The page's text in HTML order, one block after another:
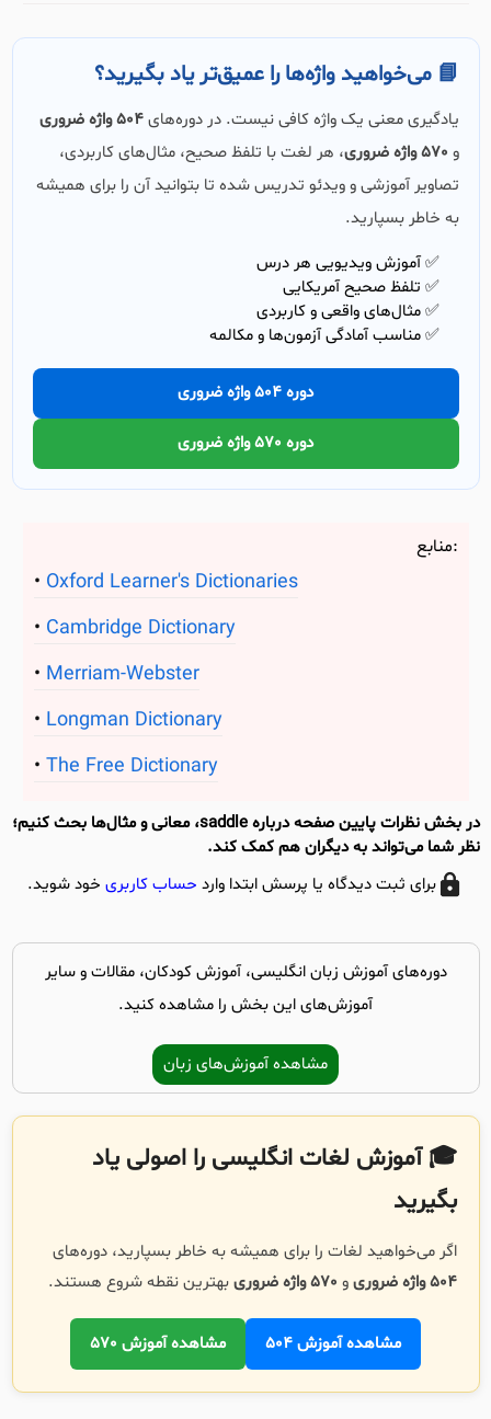
📘 می‌خواهید واژه‌ها را عمیق‌تر یاد بگیرید؟
یادگیری معنی یک واژه کافی نیست. در دوره‌های504 واژه ضروری
و 570 واژه ضروری
، هر لغت با تلفظ صحیح، مثال‌های کاربردی،
تصاویر آموزشی و ویدئو تدریس شده تا بتوانید آن را برای همیشه
به خاطر بسپارید.
✅ آموزش ویدیویی هر درس
✅ تلفظ صحیح آمریکایی
✅ مثال‌های واقعی و کاربردی
✅ مناسب آمادگی آزمون‌ها و مکالمه
دوره 504 واژه ضروری
دوره 570 واژه ضروری
منابع:
Oxford Learner's Dictionaries
Cambridge Dictionary
Merriam-Webster
Longman Dictionary
The Free Dictionary
در بخش نظرات پایین صفحه درباره saddle، معانی و مثال‌ها بحث کنیم؛
نظر شما می‌تواند به دیگران هم کمک کند.
برای ثبت دیدگاه یا پرسش ابتدا وارد حساب کاربری خود شوید.
دوره‌های آموزش زبان انگلیسی، آموزش کودکان، مقالات و سایر
آموزش‌های این بخش را مشاهده کنید.
مشاهده آموزش‌های زبان
🎓 آموزش لغات انگلیسی را اصولی یاد
بگیرید
اگر می‌خواهید لغات را برای همیشه به خاطر بسپارید، دوره‌های
504 واژه ضروری
و 570 واژه ضروری بهترین نقطه شروع هستند.
مشاهده آموزش 504 مشاهده آموزش 570